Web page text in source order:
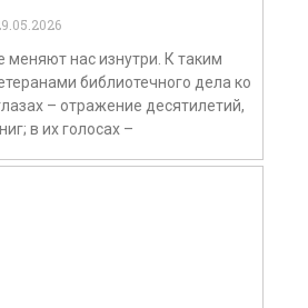
меняют нас изнутри. К таким
библиотечного дела ко
– отражение десятилетий,
в их голосах –